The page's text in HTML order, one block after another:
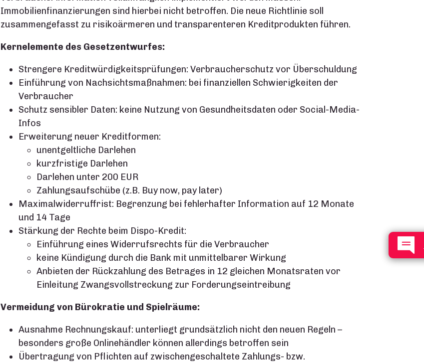
Immobilienfinanzierungen sind hierbei nicht betroffen. Die neue Richtlinie soll
zusammengefasst zu risikoärmeren und transparenteren Kreditprodukten führen.
Kernelemente des Gesetzentwurfes:
Strengere Kreditwürdigkeitsprüfungen: Verbraucherschutz vor Überschuldung
Einführung von Nachsichtsmaßnahmen: bei finanziellen Schwierigkeiten der
Verbraucher
Schutz sensibler Daten: keine Nutzung von Gesundheitsdaten oder Social-Media-
Infos
Erweiterung neuer Kreditformen:
unentgeltliche Darlehen
kurzfristige Darlehen
Darlehen unter 200 EUR
Zahlungsaufschübe (z.B. Buy now, pay later)
Maximalwiderruffrist: Begrenzung bei fehlerhafter Information auf 12 Monate
und 14 Tage
Stärkung der Rechte beim Dispo-Kredit:
Einführung eines Widerrufsrechts für die Verbraucher
keine Kündigung durch die Bank mit unmittelbarer Wirkung
Anbieten der Rückzahlung des Betrages in 12 gleichen Monatsraten vor
Einleitung Zwangsvollstreckung zur Forderungseintreibung
Vermeidung von Bürokratie und Spielräume:
Ausnahme Rechnungskauf: unterliegt grundsätzlich nicht den neuen Regeln –
besonders große Onlinehändler können allerdings betroffen sein
Übertragung von Pflichten auf zwischengeschaltete Zahlungs- bzw.